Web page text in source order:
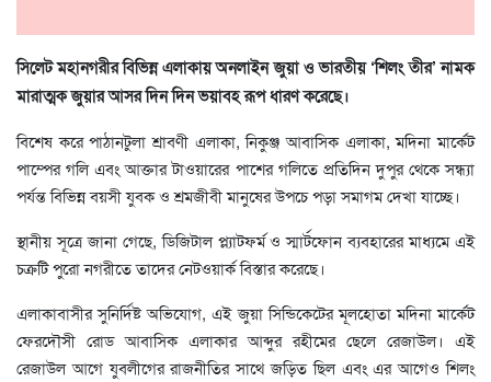
সিলেট মহানগরীর বিভিন্ন এলাকায় অনলাইন জুয়া ও ভারতীয় ‘শিলং তীর’ নামক
মারাত্মক জুয়ার আসর দিন দিন ভয়াবহ রূপ ধারণ করেছে।
বিশেষ করে পাঠানটুলা শ্রাবণী এলাকা, নিকুঞ্জ আবাসিক এলাকা, মদিনা মার্কেট
পাম্পের গলি এবং আক্তার টাওয়ারের পাশের গলিতে প্রতিদিন দুপুর থেকে সন্ধ্যা
পর্যন্ত বিভিন্ন বয়সী যুবক ও শ্রমজীবী মানুষের উপচে পড়া সমাগম দেখা যাচ্ছে।
স্থানীয় সূত্রে জানা গেছে, ডিজিটাল প্ল্যাটফর্ম ও স্মার্টফোন ব্যবহারের মাধ্যমে এই
চক্রটি পুরো নগরীতে তাদের নেটওয়ার্ক বিস্তার করেছে।
এলাকাবাসীর সুনির্দিষ্ট অভিযোগ, এই জুয়া সিন্ডিকেটের মূলহোতা মদিনা মার্কেট
ফেরদৌসী রোড আবাসিক এলাকার আব্দুর রহীমের ছেলে রেজাউল। এই
রেজাউল আগে যুবলীগের রাজনীতির সাথে জড়িত ছিল এবং এর আগেও শিলং